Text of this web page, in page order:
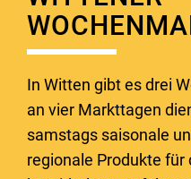
In Witten gibt es drei
an vier Markttagen
samstags saisonale
regionale Produkte für